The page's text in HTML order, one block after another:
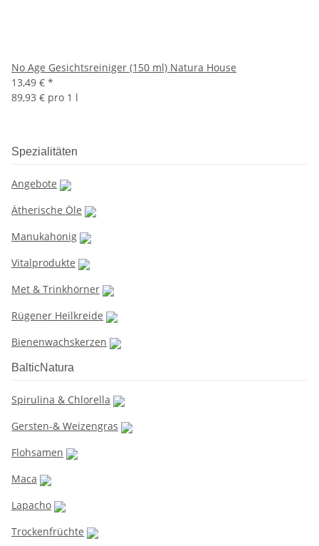
No Age Gesichtsreiniger (150 ml) Natura House
13,49 € *
89,93 € pro 1 l
Spezialitäten
Angebote
Ätherische Öle
Manukahonig
Vitalprodukte
Met & Trinkhörner
Rügener Heilkreide
Bienenwachskerzen
BalticNatura
Spirulina & Chlorella
Gersten-& Weizengras
Flohsamen
Maca
Lapacho
Trockenfrüchte